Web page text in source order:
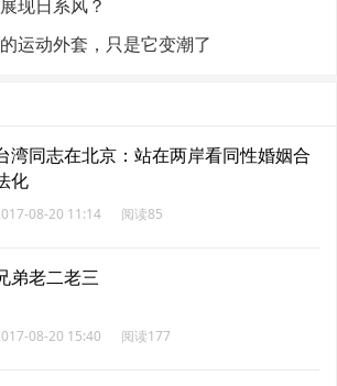
现日系风？
运动外套，只是它变潮了
湾同志在北京：站在两岸看同性婚姻合
化
08-20 11:14 阅读85
弟老二老三
08-20 15:40 阅读177